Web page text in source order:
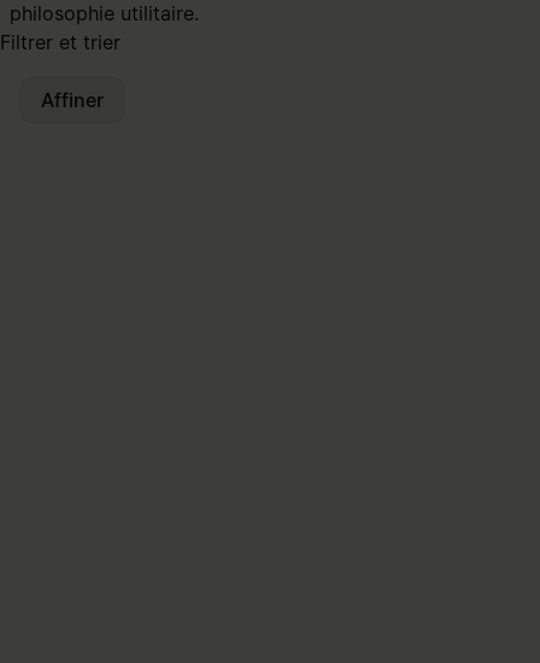
philosophie utilitaire.
Filtrer et trier
Affiner